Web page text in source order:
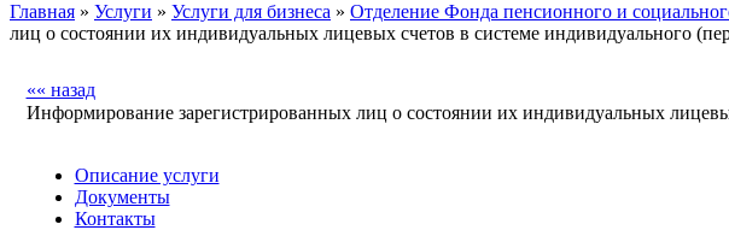
Главная » Услуги » Услуги для бизнеса » Отделение Фонда пенсионного и
лиц о состоянии их индивидуальных лицевых счетов в системе индивидуального
«« назад
Информирование зарегистрированных лиц о состоянии их индивидуальных
Описание услуги
Документы
Контакты